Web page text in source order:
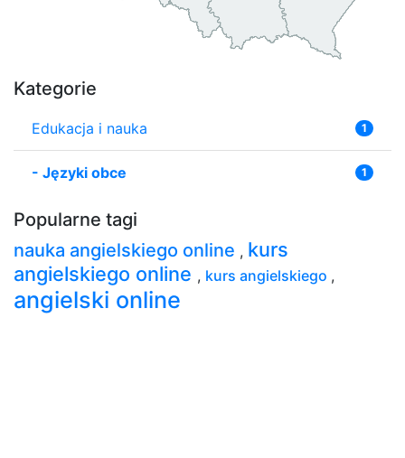
Kategorie
Edukacja i nauka 1
- Języki obce 1
Popularne tagi
nauka angielskiego online , kurs
angielskiego online , kurs angielskiego ,
angielski online